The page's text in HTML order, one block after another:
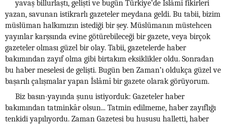
yavaş billurlaştı, gelişti ve bugün Türkiye’de İslâmî fikirleri
yazan, savunan istikrarlı gazeteler meydana geldi. Bu tabii, bizim
müslüman halkımızın istediği bir şey. Müslümanın müstehcen
yayınlar karşsında evine götürebileceği bir gazete, veya birçok
gazeteler olması güzel bir olay. Tabii, gazetelerde haber
bakımından zayıf olma gibi birtakım eksiklikler oldu. Sonradan
bu haber meselesi de gelişti. Bugün ben Zaman’ı oldukça güzel ve
başarılı çalışmalar yapan İslâmî bir gazete olarak görüyorum.
Biz basın-yayında şunu istiyorduk: Gazeteler haber
bakımından tatminkâr olsun... Tatmin edilmeme, haber zayıflığı
tenkidi yapılıyordu. Zaman Gazetesi bu hususu halletti, haber